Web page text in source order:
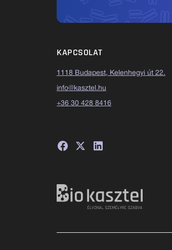
KAPCSOLAT
1118 Budapest, Kelenhegyi út 22.
info@kasztel.hu
+36 30 428 8416